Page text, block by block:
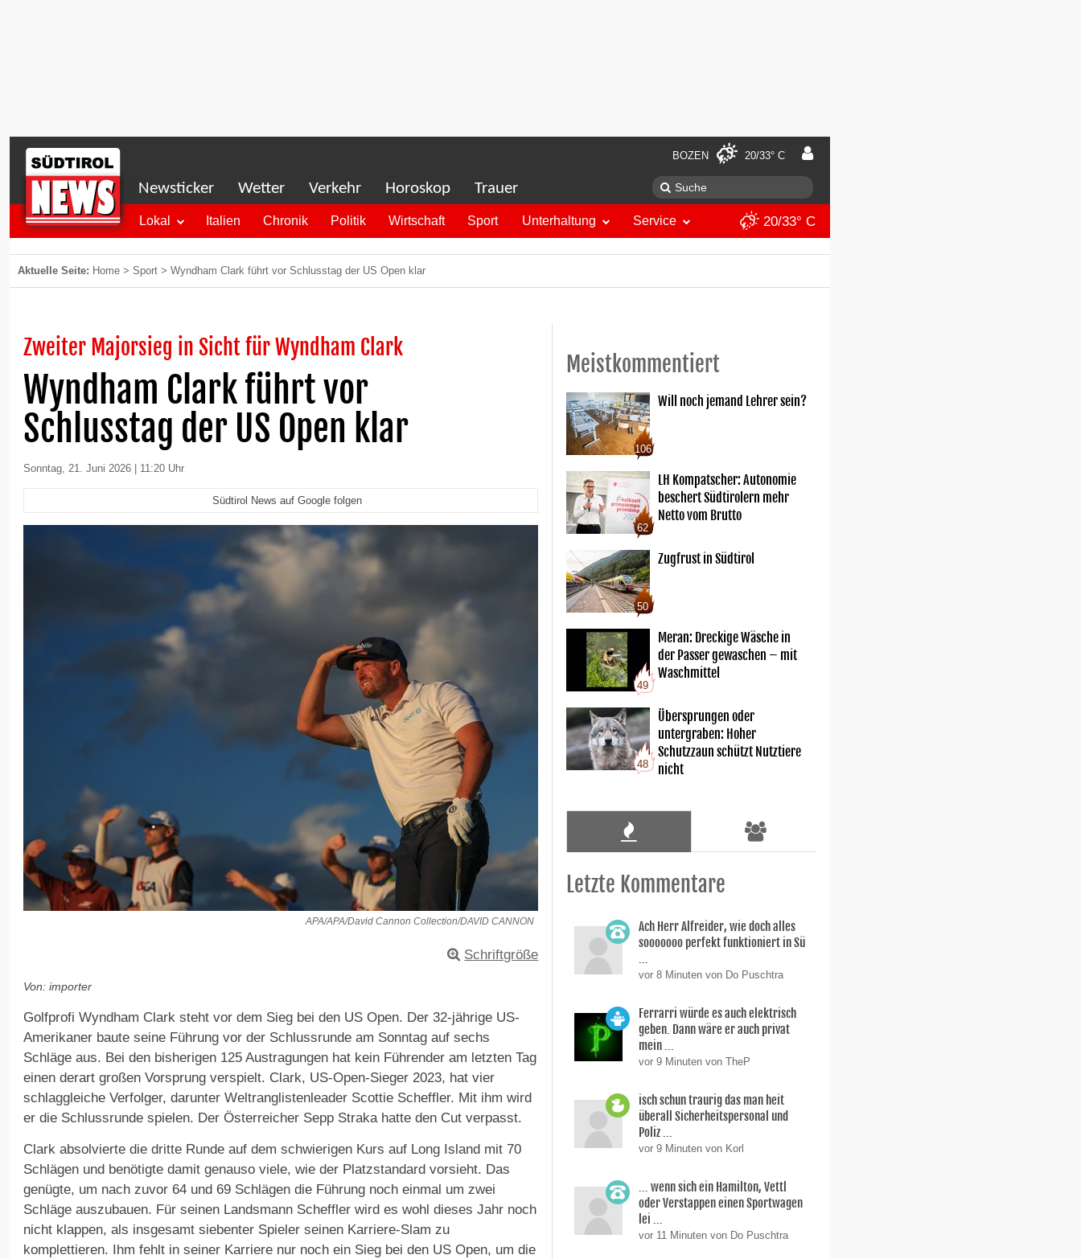
BOZEN 20/33° C
Newsticker Wetter Verkehr Horoskop Trauer
Lokal Italien Chronik Politik Wirtschaft Sport Unterhaltung Service 20/33° C
Aktuelle Seite: Home > Sport > Wyndham Clark führt vor Schlusstag der US Open klar
Zweiter Majorsieg in Sicht für Wyndham Clark
Wyndham Clark führt vor
Schlusstag der US Open klar
Sonntag, 21. Juni 2026 | 11:20 Uhr
Südtirol News auf Google folgen
APA/APA/David Cannon Collection/DAVID CANNON
Schriftgröße
Von: importer
Golfprofi Wyndham Clark steht vor dem Sieg bei den US Open. Der 32-jährige US-
Amerikaner baute seine Führung vor der Schlussrunde am Sonntag auf sechs
Schläge aus. Bei den bisherigen 125 Austragungen hat kein Führender am letzten Tag
einen derart großen Vorsprung verspielt. Clark, US-Open-Sieger 2023, hat vier
schlaggleiche Verfolger, darunter Weltranglistenleader Scottie Scheffler. Mit ihm wird
er die Schlussrunde spielen. Der Österreicher Sepp Straka hatte den Cut verpasst.
Clark absolvierte die dritte Runde auf dem schwierigen Kurs auf Long Island mit 70
Schlägen und benötigte damit genauso viele, wie der Platzstandard vorsieht. Das
genügte, um nach zuvor 64 und 69 Schlägen die Führung noch einmal um zwei
Schläge auszubauen. Für seinen Landsmann Scheffler wird es wohl dieses Jahr noch
nicht klappen, als insgesamt siebenter Spieler seinen Karriere-Slam zu
komplettieren. Ihm fehlt in seiner Karriere nur noch ein Sieg bei den US Open, um die
Meistkommentiert
106
Will noch jemand Lehrer sein?
62
LH Kompatscher: Autonomie
beschert Südtirolern mehr
Netto vom Brutto
50
Zugfrust in Südtirol
49
Meran: Dreckige Wäsche in
der Passer gewaschen – mit
Waschmittel
48
Übersprungen oder
untergraben: Hoher
Schutzzaun schützt Nutztiere
nicht
Letzte Kommentare
Ach Herr Alfreider, wie doch alles
sooooooo perfekt funktioniert in Sü
...
vor 8 Minuten von Do Puschtra
Ferrarri würde es auch elektrisch
geben. Dann wäre er auch privat
mein ...
vor 9 Minuten von TheP
isch schun traurig das man heit
überall Sicherheitspersonal und
Poliz ...
vor 9 Minuten von Korl
... wenn sich ein Hamilton, Vettl
oder Verstappen einen Sportwagen
lei ...
vor 11 Minuten von Do Puschtra